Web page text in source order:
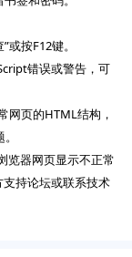
按F12键。
错误或警告，可
网页的HTML结构，
览器网页显示不正常
持论坛或联系技术